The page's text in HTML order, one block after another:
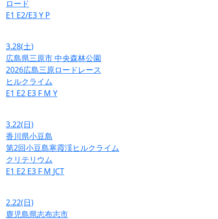
ロード
E1 E2/E3Y P
3.28(土)
広島県三原市 中央森林公園
2026広島三原ロードレース
ヒルクライム
E1 E2 E3 F M Y
3.22(日)
香川県小豆島
第2回小豆島寒霞渓ヒルクライム
クリテリウム
E1 E2 E3 F M JCT
2.22(日)
鹿児島県志布志市